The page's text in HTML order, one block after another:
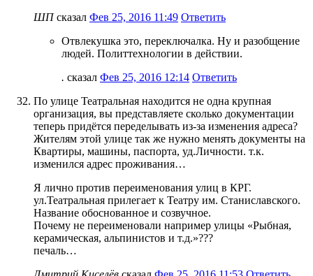
ШПсказал Фев 25, 2016 11:49 Ответить
Отвлекушка это, переключалка. Ну и разобщение
людей. Политтехнологии в действии.
. сказал Фев 25, 2016 12:14 Ответить
По улице Театральная находится не одна крупная
организация, вы представляете сколько документации
теперь придётся переделывать из-за изменения адреса?
Жителям этой улице так же нужно менять документы на
Квартиры, машины, паспорта, уд.Личности. т.к.
изменился адрес проживания…
Я лично против переименования улиц в КРГ.
ул.Театральная прилегает к Театру им. Станиславского.
Название обоснованное и созвучное.
Почему не переименовали например улицы «Рыбная,
керамическая, альпинистов и т.д.»???
печаль…